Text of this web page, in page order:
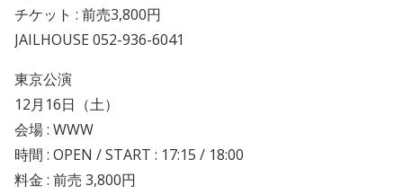
チケット : 前売3,800円
JAILHOUSE 052-936-6041
東京公演
12月16日（土）
会場 : WWW
時間 : OPEN / START : 17:15 / 18:00
料金 : 前売 3,800円